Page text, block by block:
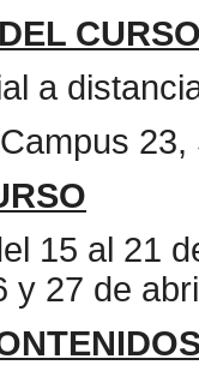
a
15 al 21
y 27 de